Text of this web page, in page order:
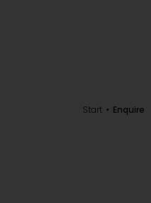
Start Enquire